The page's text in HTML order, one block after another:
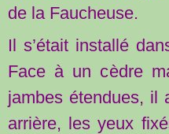
de la Faucheuse.
Il s’était installé
Face à un cèdre
jambes étendues, il
arrière, les yeux